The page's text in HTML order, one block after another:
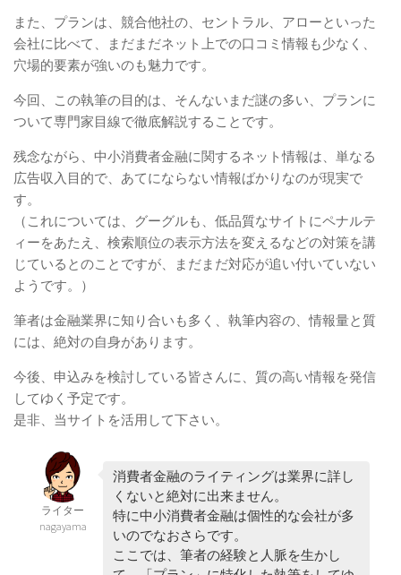
また、プランは、競合他社の、セントラル、アローといった
会社に比べて、まだまだネット上での口コミ情報も少なく、
穴場的要素が強いのも魅力です。
今回、この執筆の目的は、そんないまだ謎の多い、プランに
ついて専門家目線で徹底解説することです。
残念ながら、中小消費者金融に関するネット情報は、単なる
広告収入目的で、あてにならない情報ばかりなのが現実で
す。
（これについては、グーグルも、低品質なサイトにペナルテ
ィーをあたえ、検索順位の表示方法を変えるなどの対策を講
じているとのことですが、まだまだ対応が追い付いていない
ようです。）
筆者は金融業界に知り合いも多く、執筆内容の、情報量と質
には、絶対の自身があります。
今後、申込みを検討している皆さんに、質の高い情報を発信
してゆく予定です。
是非、当サイトを活用して下さい。
ライター
nagayama
消費者金融のライティングは業界に詳し
くないと絶対に出来ません。
特に中小消費者金融は個性的な会社が多
いのでなおさらです。
ここでは、筆者の経験と人脈を生かし